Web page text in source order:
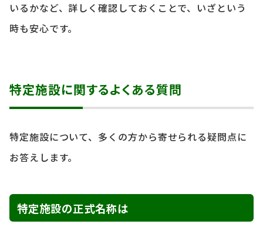
いるかなど、詳しく確認しておくことで、いざという
時も安心です。
特定施設に関するよくある質問
特定施設について、多くの方から寄せられる疑問点に
お答えします。
特定施設の正式名称は